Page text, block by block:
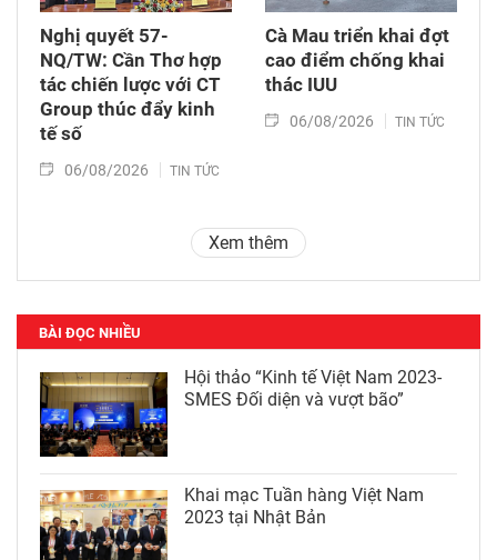
Nghị quyết 57-
NQ/TW: Cần Thơ hợp
tác chiến lược với CT
Group thúc đẩy kinh
tế số
06/08/2026 TIN TỨC
Cà Mau triển khai đợt
cao điểm chống khai
thác IUU
06/08/2026 TIN TỨC
Xem thêm
BÀI ĐỌC NHIỀU
Hội thảo “Kinh tế Việt Nam 2023-
SMES Đối diện và vượt bão”
Khai mạc Tuần hàng Việt Nam
2023 tại Nhật Bản